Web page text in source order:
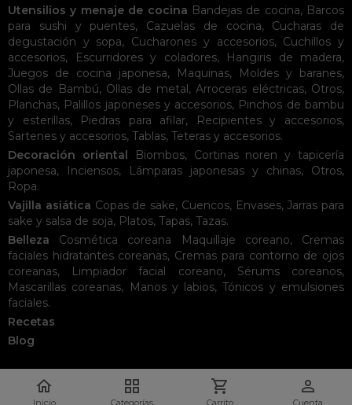
Utensilios y menaje de cocina Bandejas de cocina, Barcos
para sushi y puentes, Cazuelas de cocina, Cucharas de
degustación y sopa, Cucharones y accesorios, Cuchillos y
accesorios, Escurridores y coladores, Hangiris de madera,
Juegos de cocina japonesa, Maquinas, Moldes y baranes,
Ollas de Bambú, Ollas de metal,Arroceras eléctricas, Otros,
Planchas, Palillos japoneses y accesorios, Pinchos de bambu
y esterillas, Piedras para afilar, Recipientes y accesorios,
Sartenes y accesorios, Tablas, Teteras y accesorios.
Decoración oriental
Biombos, Cortinas noren y tapicería
japonesa, Inciensos, Lámparas japonesas y chinas, Otros,
Ropa.
Vajilla asiática Copas de sake, Cuencos, Envases,Jarras para
sake y salsa de soja, Platos, Tapas, Tazas.
Belleza
Cosmética coreana Maquillaje coreano, Cremas
faciales hidratantes coreanas, Cremas para contorno de ojos
coreanas, Limpiador facial coreano, Sérums coreanos,
Mascarillas coreanas, Manos y labios,Tónicos y emulsiones
faciales.
Recetas
Blog

Inicio

Categorías

Carrito

Cuenta